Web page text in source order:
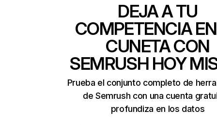
DEJA A TU
COMPETENCIA
CUNETA CON
SEMRUSH HOY
Prueba el conjunto completo de
de Semrush con una cuenta
profundiza en los datos